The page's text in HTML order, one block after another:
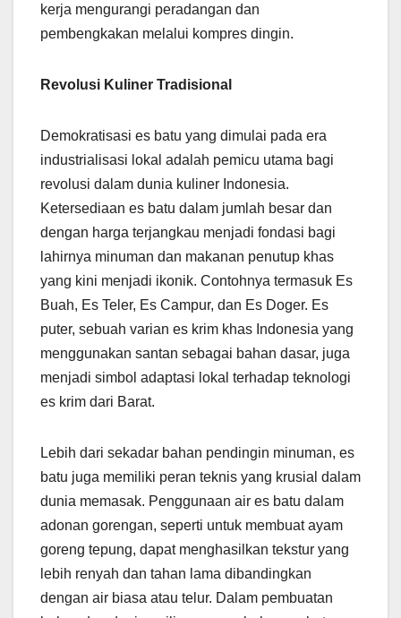
kerja mengurangi peradangan dan
pembengkakan melalui kompres dingin.
Revolusi Kuliner Tradisional
Demokratisasi es batu yang dimulai pada era
industrialisasi lokal adalah pemicu utama bagi
revolusi dalam dunia kuliner Indonesia.
Ketersediaan es batu dalam jumlah besar dan
dengan harga terjangkau menjadi fondasi bagi
lahirnya minuman dan makanan penutup khas
yang kini menjadi ikonik. Contohnya termasuk Es
Buah, Es Teler, Es Campur, dan Es Doger. Es
puter, sebuah varian es krim khas Indonesia yang
menggunakan santan sebagai bahan dasar, juga
menjadi simbol adaptasi lokal terhadap teknologi
es krim dari Barat.
Lebih dari sekadar bahan pendingin minuman, es
batu juga memiliki peran teknis yang krusial dalam
dunia memasak. Penggunaan air es batu dalam
adonan gorengan, seperti untuk membuat ayam
goreng tepung, dapat menghasilkan tekstur yang
lebih renyah dan tahan lama dibandingkan
dengan air biasa atau telur. Dalam pembuatan